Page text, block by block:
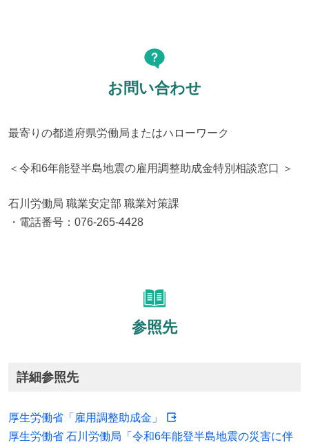
お問い合わせ
最寄りの都道府県労働局またはハローワーク
＜令和6年能登半島地震の雇用調整助成金特別相談窓口 ＞
石川労働局 職業安定部 職業対策課
・電話番号：076-265-4428
参照先
詳細参照先
厚生労働省「雇用調整助成金」
厚生労働省 石川労働局「令和6年能登半島地震の災害に伴